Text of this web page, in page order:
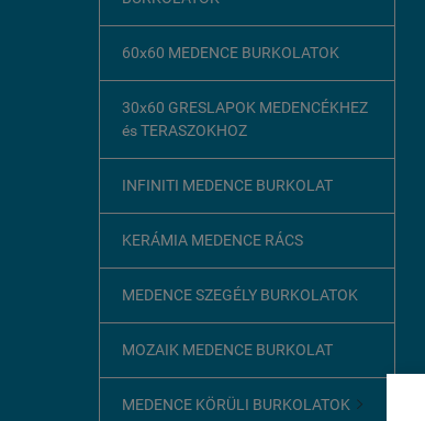
60x60 MEDENCE BURKOLATOK
30x60 GRESLAPOK MEDENCÉKHEZ
és TERASZOKHOZ
INFINITI MEDENCE BURKOLAT
KERÁMIA MEDENCE RÁCS
MEDENCE SZEGÉLY BURKOLATOK
MOZAIK MEDENCE BURKOLAT
MEDENCE KÖRÜLI BURKOLATOK 